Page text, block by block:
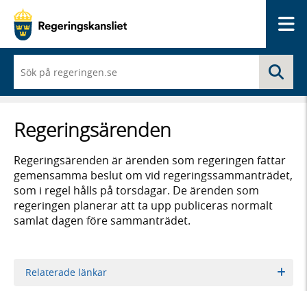
du
börjar
skriva
framträder
en
med
sökförslag
Regeringsärenden
Regeringsärenden är ärenden som regeringen fattar
gemensamma beslut om vid regeringssammanträdet,
som i regel hålls på torsdagar. De ärenden som
regeringen planerar att ta upp publiceras normalt
samlat dagen före sammanträdet.
Relaterade länkar